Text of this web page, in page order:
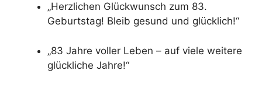
„Herzlichen Glückwunsch zum 83.
Geburtstag! Bleib gesund und glücklich!“
„83 Jahre voller Leben – auf viele weitere
glückliche Jahre!“